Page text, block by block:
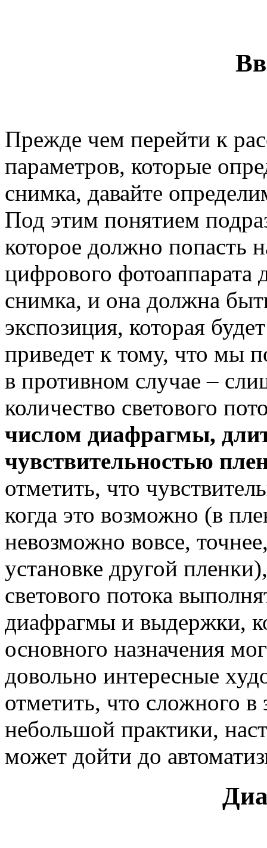
Прежде чем перейти к
параметров, которые
снимка, давайте
Под этим понятием
которое должно попасть
цифрового фотоаппарата
снимка, и она должна
экспозиция, которая
приведет к тому, что мы
в противном случае –
количество светового
числом диафрагмы,
чувствительностью
отметить, что
когда это возможно (в
невозможно вовсе,
установке другой
светового потока
диафрагмы и выдержки,
основного назначения
довольно интересные
отметить, что сложного
небольшой практики,
может дойти до